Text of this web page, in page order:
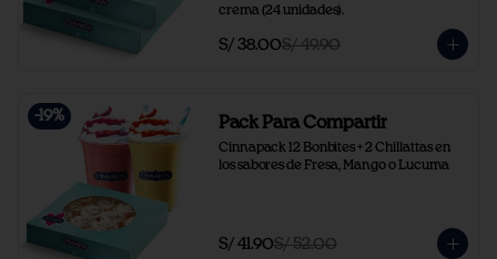
crema (24 unidades).
S/ 38.00S/ 49.90
-19% Pack Para Compartir
Cinnapack 12 Bonbites + 2 Chillattas en
los sabores de Fresa, Mango o Lucuma
S/ 41.90S/ 52.00